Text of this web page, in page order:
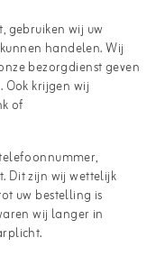
gebruiken wij uw
handelen. Wij
bezorgdienst geven
krijgen wij
of
Dit zijn wij wettelijk
uw bestelling is
wij langer in